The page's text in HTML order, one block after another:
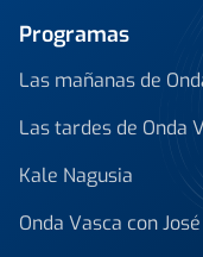
Programas
Las mañanas de
Las tardes de Onda
Kale Nagusia
Onda Vasca con